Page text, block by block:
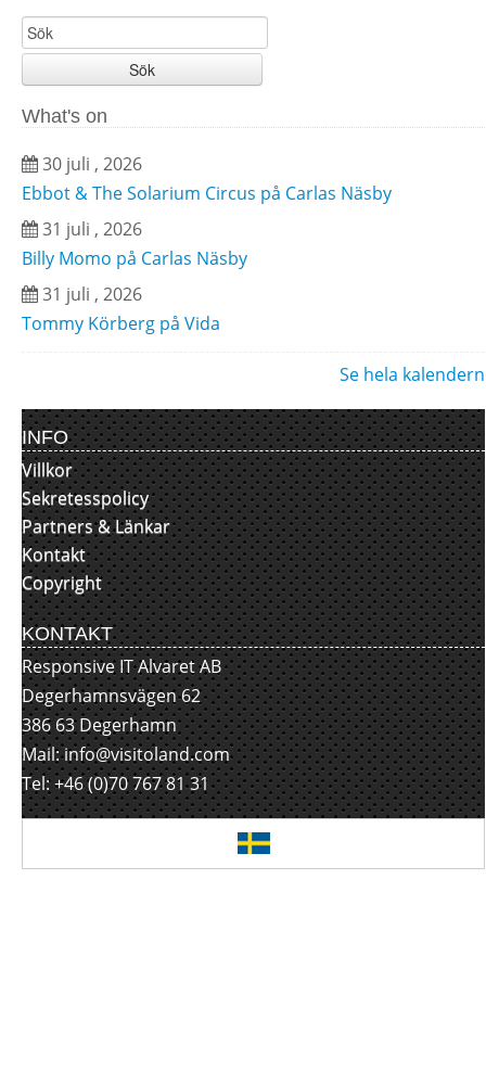
Sök
What's on
30 juli , 2026
Ebbot & The Solarium Circus på Carlas Näsby
31 juli , 2026
Billy Momo på Carlas Näsby
31 juli , 2026
Tommy Körberg på Vida
Se hela kalendern
INFO
Villkor
Sekretesspolicy
Partners & Länkar
Kontakt
Copyright
KONTAKT
Responsive IT Alvaret AB
Degerhamnsvägen 62
386 63 Degerhamn
Mail:info@visitoland.com
Tel: +46 (0)70 767 81 31